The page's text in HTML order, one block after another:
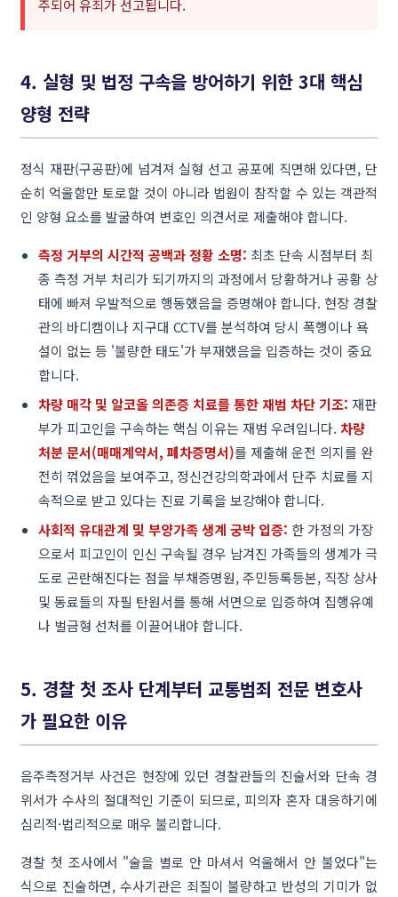
주되어 유죄가 선고됩니다.
4. 실형 및 법정 구속을 방어하기 위한 3대 핵심
양형 전략
정식 재판(구공판)에 넘겨져 실형 선고 공포에 직면해 있다면, 단
순히 억울함만 토로할 것이 아니라 법원이 참작할 수 있는 객관적
인 양형 요소를 발굴하여 변호인 의견서로 제출해야 합니다.
측정 거부의 시간적 공백과 정황 소명: 최초 단속 시점부터 최
종 측정 거부 처리가 되기까지의 과정에서 당황하거나 공황 상
태에 빠져 우발적으로 행동했음을 증명해야 합니다. 현장 경찰
관의 바디캠이나 지구대 CCTV를 분석하여 당시 폭행이나 욕
설이 없는 등 '불량한 태도'가 부재했음을 입증하는 것이 중요
합니다.
차량 매각 및 알코올 의존증 치료를 통한 재범 차단 기조: 재판
부가 피고인을 구속하는 핵심 이유는 재범 우려입니다. 차량
처분 문서(매매계약서, 폐차증명서)를 제출해 운전 의지를 완
전히 꺾었음을 보여주고, 정신건강의학과에서 단주 치료를 지
속적으로 받고 있다는 진료 기록을 보강해야 합니다.
사회적 유대관계 및 부양가족 생계 궁박 입증: 한 가정의 가장
으로서 피고인이 인신 구속될 경우 남겨진 가족들의 생계가 극
도로 곤란해진다는 점을 부채증명원, 주민등록등본, 직장 상사
및 동료들의 자필 탄원서를 통해 서면으로 입증하여 집행유예
나 벌금형 선처를 이끌어내야 합니다.
5. 경찰 첫 조사 단계부터 교통범죄 전문 변호사
가 필요한 이유
음주측정거부 사건은 현장에 있던 경찰관들의 진술서와 단속 경
위서가 수사의 절대적인 기준이 되므로, 피의자 혼자 대응하기에
심리적·법리적으로 매우 불리합니다.
경찰 첫 조사에서 "술을 별로 안 마셔서 억울해서 안 불었다"는
식으로 진술하면, 수사기관은 죄질이 불량하고 반성의 기미가 없